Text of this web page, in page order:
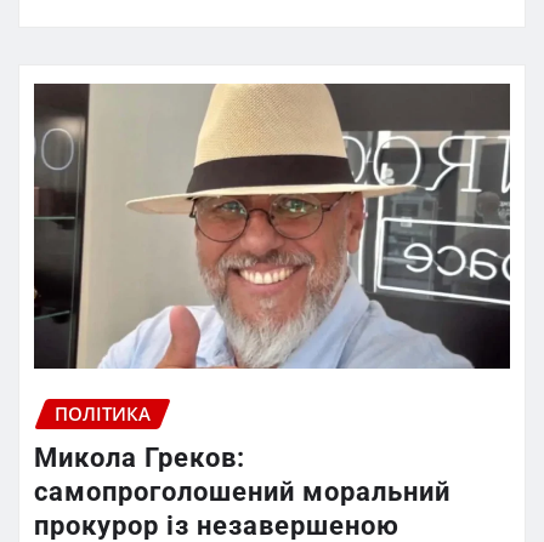
ПОЛІТИКА
Микола Греков:
самопроголошений моральний
прокурор із незавершеною